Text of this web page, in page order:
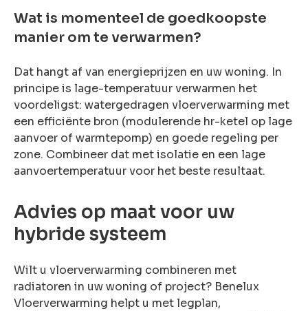
Wat is momenteel de goedkoopste
manier om te verwarmen?
Dat hangt af van energieprijzen en uw woning. In
principe is lage-temperatuur verwarmen het
voordeligst: watergedragen vloerverwarming met
een efficiënte bron (modulerende hr-ketel op lage
aanvoer of warmtepomp) en goede regeling per
zone. Combineer dat met isolatie en een lage
aanvoertemperatuur voor het beste resultaat.
Advies op maat voor uw
hybride systeem
Wilt u vloerverwarming combineren met
radiatoren in uw woning of project? Benelux
Vloerverwarming helpt u met legplan,